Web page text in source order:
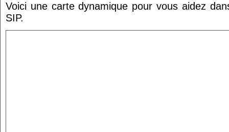
Voici une carte dynamique pour vous aidez
SIP.